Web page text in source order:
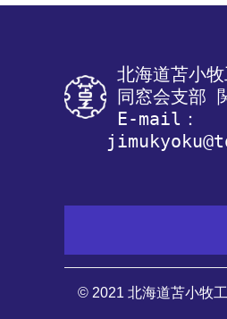
ー
ン
北海道苫小
同窓会支部
© 2021 北海道苫小牧